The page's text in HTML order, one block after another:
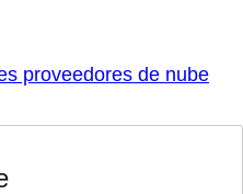
proveedores de nube